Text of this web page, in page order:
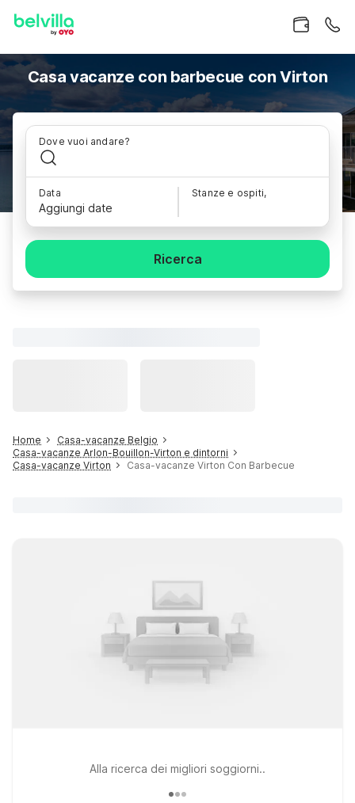
Casa vacanze con barbecue con Virton
Dove vuoi andare?
Data
Aggiungi date
Stanze e ospiti,
Ricerca
Home
Casa-vacanze Belgio
Casa-vacanze Arlon-Bouillon-Virton e dintorni
Casa-vacanze Virton
Casa-vacanze Virton Con Barbecue
Alla ricerca dei migliori soggiorni..